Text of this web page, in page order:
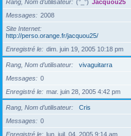
Rang, Nom d’utilisateur (°_°) Jacquou25
Messages
2008
Site Internet
http://perso.orange.fr/jacquou25/
Enregistré le
dim. juin 19, 2005 10:18 pm
Rang, Nom d’utilisateur
vivaguitarra
Messages
0
Enregistré le
mar. juin 28, 2005 4:42 pm
Rang, Nom d’utilisateur
Cris
Messages
0
Enregistré le
lun. juil. 04, 2005 9:14 am